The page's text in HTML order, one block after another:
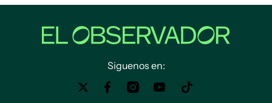
Siguenos en: